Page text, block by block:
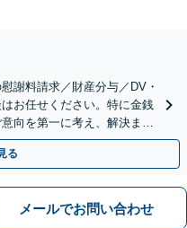
謝料請求／財産分与／DV・
お任せください。特に金銭
向を第一に考え、解決まで
る
メールでお問い合わせ